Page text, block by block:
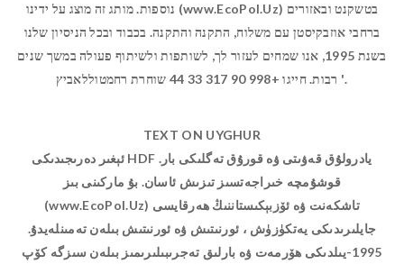
נוספות. מותג זה מוצג על ידינו (www.EcoPol.Uz) בטשקנט ובאזורים
ברחבי אוזבקיסטן עם משלוח, התקנה והתקנה. בכבוד ובכל הניסיון שלנו
בשנת 1995, אנו שמחים לעזור לך, לשותפות ולשיתוף פעולה במשך שנים
רבות. חייגו +998 90 317 33 44 שוחרת רחמטוללאביץ '.
TEXT ON UYGHUR
ئېغىر دەرىجىدىكى HDF يادرولۇق قەۋىتى ۋە قورۇق تەگلىكى بار.
قوشۇمچە خىراجەتسىز تىزىش ئاسان. بۇ ماركىنى بىز
(www.EcoPol.Uz) تاشكەنت ۋە ئۆزبېكىستاننىڭ ھەرقايسى
جايلىرىدىكى يەتكۈزۈش ، ئورنىتىش ۋە ئورنىتىش بىلەن تەمىنلەيدۇ.
1995-يىلدىكى ھۆرمەت ۋە بارلىق تەجرىبىلىرىمىز بىلەن سىزگە كۆپ